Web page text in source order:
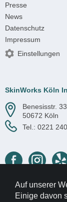
Presse
News
Datenschutz
Impressum
Einstellungen
SkinWorks Köln
Benesisstr. 33
50672 Köln
Tel.: 0221
© 2017-2026
Auf unserer
Einige davon